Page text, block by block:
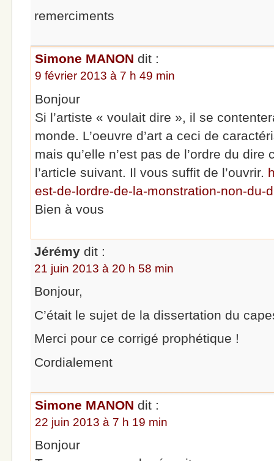
remerciments
Simone MANON dit :
9 février 2013 à 7 h 49 min
Bonjour
Si l’artiste « voulait dire », il se
monde. L’oeuvre d’art a ceci de
mais qu’elle n’est pas de l’ordre du
l’article suivant. Il vous suffit de l’ouvrir.
est-de-lordre-de-la-monstration-non-du-
Bien à vous
Jérémy dit :
21 juin 2013 à 20 h 58 min
Bonjour,
C’était le sujet de la dissertation du
Merci pour ce corrigé prophétique !
Cordialement
Simone MANON dit :
22 juin 2013 à 7 h 19 min
Bonjour